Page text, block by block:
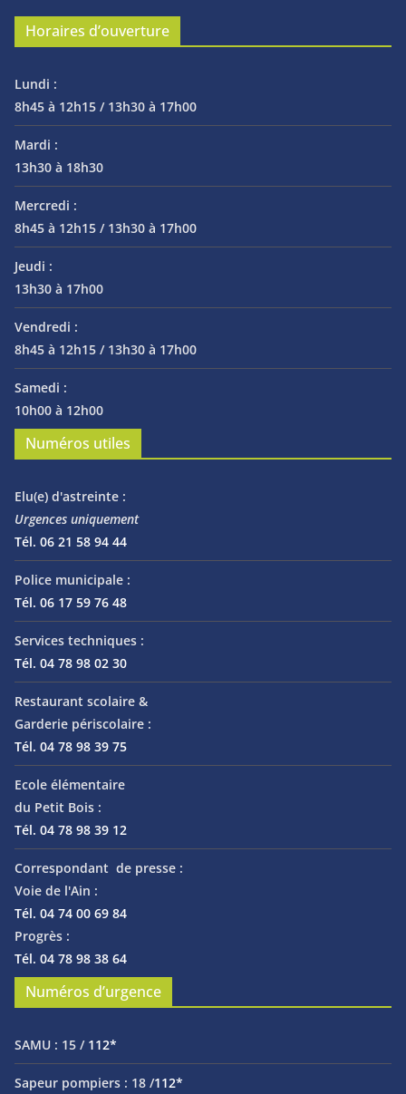
Horaires d’ouverture
Lundi :
8h45 à 12h15 / 13h30 à 17h00
Mardi :
13h30 à 18h30
Mercredi :
8h45 à 12h15 / 13h30 à 17h00
Jeudi :
13h30 à 17h00
Vendredi :
8h45 à 12h15 / 13h30 à 17h00
Samedi :
10h00 à 12h00
Numéros utiles
Elu(e) d'astreinte :
Urgences uniquement
Tél. 06 21 58 94 44
Police municipale :
Tél. 06 17 59 76 48
Services techniques :
Tél. 04 78 98 02 30
Restaurant scolaire &
Garderie périscolaire :
Tél. 04 78 98 39 75
Ecole élémentaire
du Petit Bois :
Tél. 04 78 98 39 12
Correspondant de presse :
Voie de l'Ain :
Tél. 04 74 00 69 84
Progrès :
Tél. 04 78 98 38 64
Numéros d’urgence
SAMU : 15 / 112*
Sapeur pompiers : 18 /112*